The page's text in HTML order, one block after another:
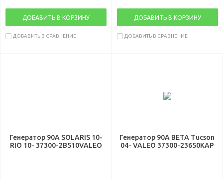
ДОБАВИТЬ В КОРЗИНУ
ДОБАВИТЬ В СРАВНЕНИЕ
ДОБАВИТЬ В КОРЗИНУ
ДОБАВИТЬ В СРАВНЕНИЕ
Генератор 90A SOLARIS 10-
RIO 10- 37300-2B510VALEO
Генератор 90А BETA Tucson
04- VALEO 37300-23650KAP